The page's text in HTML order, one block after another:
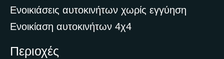
Περιοχές
Ενοικιάσεις αυτοκινήτων χωρίς εγγύηση
Ενοικίαση αυτοκινήτων 4χ4